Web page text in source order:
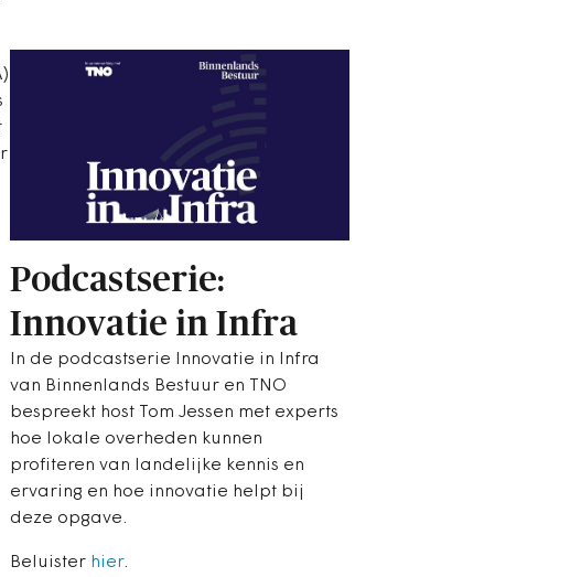
Podcastserie:
Innovatie in Infra
In de podcastserie Innovatie in Infra
van Binnenlands Bestuur en TNO
bespreekt host Tom Jessen met experts
hoe lokale overheden kunnen
profiteren van landelijke kennis en
ervaring en hoe innovatie helpt bij
deze opgave.
Beluister hier.